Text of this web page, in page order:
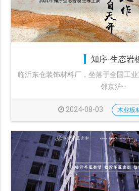
知序-生态岩
临沂东仓装饰材料厂，坐落于全国工
邻京沪···
2024-08-03 木业板